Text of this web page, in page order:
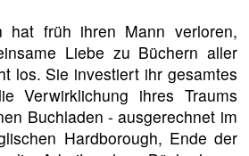
hat früh ihren Mann verloren,
Liebe zu Büchern aller
los. Sie investiert ihr gesamtes
Verwirklichung ihres Traums
Buchladen - ausgerechnet im
Hardborough, Ende der